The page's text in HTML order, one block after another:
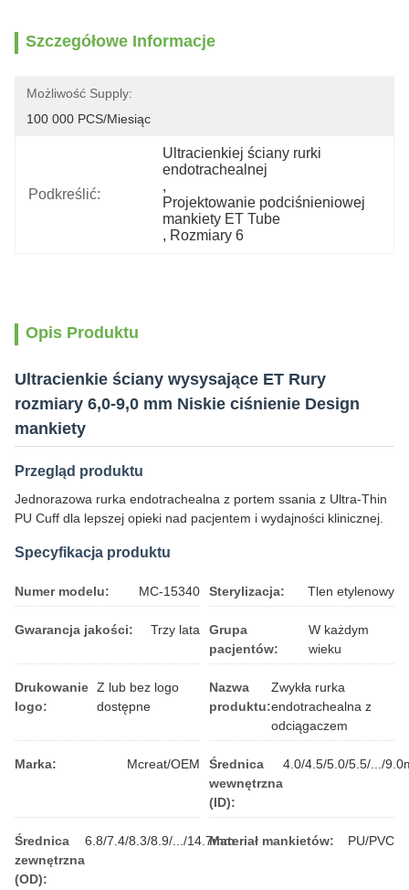
Szczegółowe Informacje
Możliwość Supply:
100 000 PCS/miesiąc
Podkreślić:
Ultracienkiej ściany rurki
endotrachealnej
,
Projektowanie podciśnieniowej
mankiety ET Tube
, Rozmiary 6
Opis Produktu
Ultracienkie ściany wysysające ET Rury
rozmiary 6,0-9,0 mm Niskie ciśnienie Design
mankiety
Przegląd produktu
Jednorazowa rurka endotrachealna z portem ssania z Ultra-Thin
PU Cuff dla lepszej opieki nad pacjentem i wydajności klinicznej.
Specyfikacja produktu
Numer modelu: MC-15340 Sterylizacja: Tlen etylenowy
Gwarancja jakości: Trzy lata
Grupa
pacjentów:
W każdym
wieku
Drukowanie
logo:
Z lub bez logo
dostępne
Nazwa
produktu:
Zwykła rurka
endotrachealna z
odciągaczem
Marka: Mcreat/OEM
Średnica
wewnętrzna
(ID):
4.0/4.5/5.0/5.5/.../
Średnica
zewnętrzna
(OD):
6.8/7.4/8.3/8.9/.../14.7mmMateriał mankietów: PU/PVC